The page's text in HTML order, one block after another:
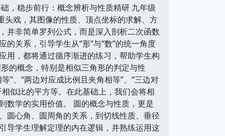
，稳步前行：概念辨析与性质精研 九年级
头戏，其图像的性质、顶点坐标的求解、方
并非简单罗列公式，而是深入剖析二次函数
关系，引导学生从“形”与“数”的统一角度
用，都将通过循序渐进的练习，帮助学生构
的概念，特别是相似三角形的判定与性
”、“两边对应成比例且夹角相等”、“三边对
似比的平方等。在此基础上，我们会将相
数学的实用价值。 圆的概念与性质，更是
圆心角、圆周角的关系，到切线性质、垂径
导学生理解定理的内在逻辑，并熟练运用这